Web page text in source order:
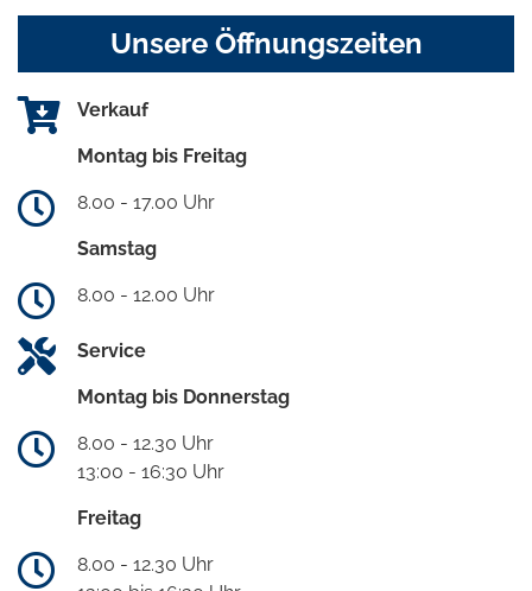
Unsere Öffnungszeiten
Verkauf
Montag bis Freitag
8.00 - 17.00 Uhr
Samstag
8.00 - 12.00 Uhr
Service
Montag bis Donnerstag
8.00 - 12.30 Uhr
13:00 - 16:30 Uhr
Freitag
8.00 - 12.30 Uhr